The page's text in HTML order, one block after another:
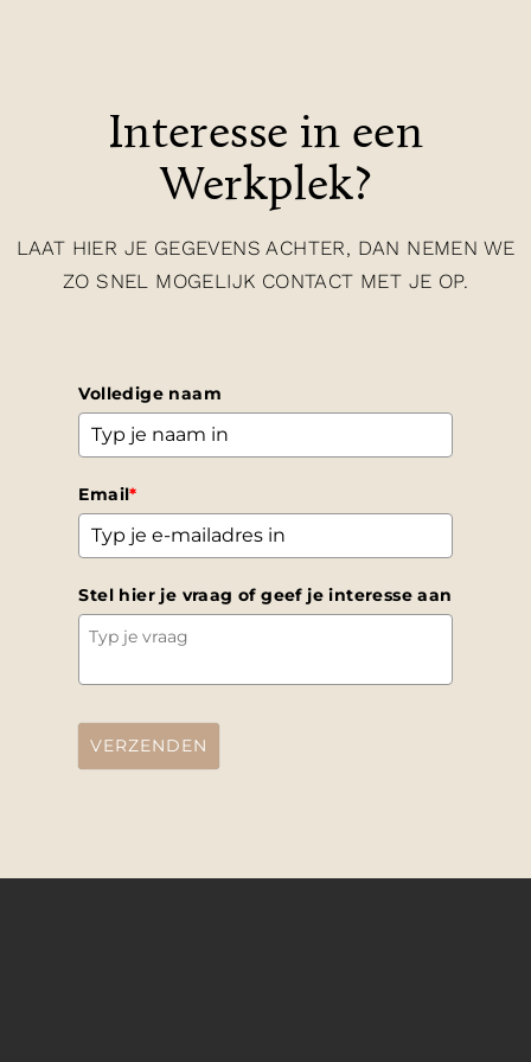
Interesse in een
Werkplek?
LAAT HIER JE GEGEVENS ACHTER, DAN NEMEN WE
ZO SNEL MOGELIJK CONTACT MET JE OP.
Volledige naam
Email*
Stel hier je vraag of geef je interesse aan
VERZENDEN